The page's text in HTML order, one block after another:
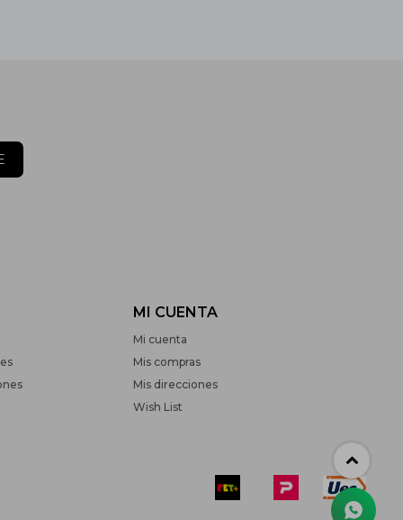
MI CUENTA
Mi cuenta
Mis compras
Mis direcciones
Wish List